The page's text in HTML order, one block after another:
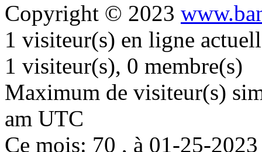
Copyright © 2023
1 visiteur(s) en ligne
1 visiteur(s), 0 membre(s)
Maximum de visiteur(s)
am UTC
Ce mois: 70 , à 01-25-